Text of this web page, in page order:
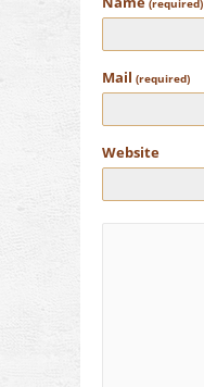
(required)
Mail (required)
Website